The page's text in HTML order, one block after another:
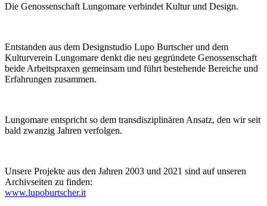
Die Genossenschaft Lungomare verbindet Kultur und Design.
Entstanden aus dem Designstudio Lupo Burtscher und dem
Kulturverein Lungomare denkt die neu gegründete Genossenschaft
beide Arbeitspraxen gemeinsam und führt bestehende Bereiche und
Erfahrungen zusammen.
Lungomare entspricht so dem transdisziplinären Ansatz, den wir seit
bald zwanzig Jahren verfolgen.
Unsere Projekte aus den Jahren 2003 und 2021 sind auf unseren
Archivseiten zu finden:
www.lupoburtscher.it